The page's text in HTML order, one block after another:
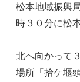
松本地域振興
時３０分に松
北へ向かって
場所「拾ケ堰